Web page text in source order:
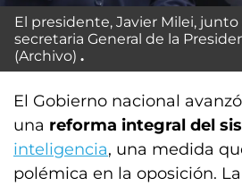
El presidente, Javier Milei, junto
secretaria General de la
(Archivo)
El Gobierno nacional
una reforma integral del
inteligencia, una medida
polémica en la oposición.